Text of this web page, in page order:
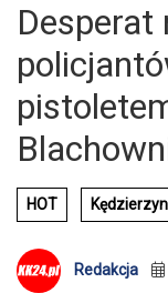
Desperat
HOT
Redakcja